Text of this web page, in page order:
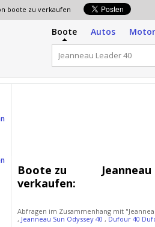
boote zu verkaufen
Boote Autos
Boote zu
verkaufen:
Abfragen im Zusammenhang mit
, Jeanneau Sun Odyssey 40 , Dufour 40